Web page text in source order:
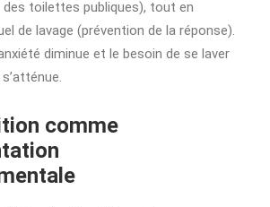
des toilettes publiques), tout en
de lavage (prévention de la réponse).
diminue et le besoin de se laver
comme